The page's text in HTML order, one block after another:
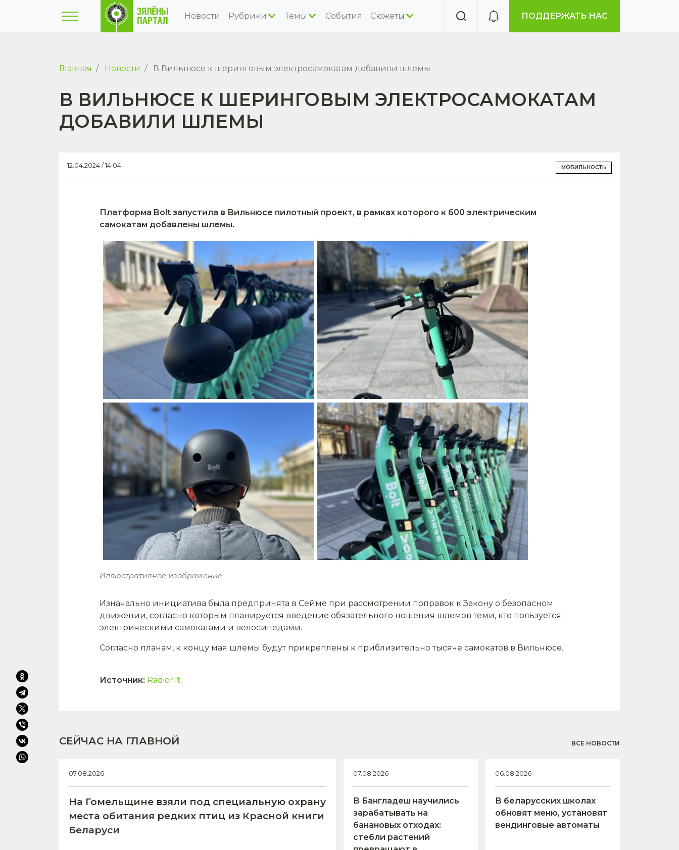
Новости Рубрики Темы События Сюжеты ПОДДЕРЖАТЬ НАС
Главная Новости В Вильнюсе к шеринговым электросамокатам добавили шлемы
В ВИЛЬНЮСЕ К ШЕРИНГОВЫМ ЭЛЕКТРОСАМОКАТАМ
ДОБАВИЛИ ШЛЕМЫ
12.04.2024 / 14:04 МОБИЛЬНОСТЬ
Платформа Bolt запустила в Вильнюсе пилотный проект, в рамках которого к 600 электрическим
самокатам добавлены шлемы.
Иллюстративное изображение
Изначально инициатива была предпринята в Сейме при рассмотрении поправок к Закону о безопасном
движении, согласно которым планируется введение обязательного ношения шлемов теми, кто пользуется
электрическими самокатами и велосипедами.
Согласно планам, к концу мая шлемы будут прикреплены к приблизительно тысяче самокатов в Вильнюсе.
Источник: Radior.lt
СЕЙЧАС НА ГЛАВНОЙ ВСЕ НОВОСТИ
07.08.2026
На Гомельщине взяли под специальную охрану
места обитания редких птиц из Красной книги
Беларуси
07.08.2026
В Бангладеш научились
зарабатывать на
банановых отходах:
стебли растений
06.08.2026
В беларусских школах
обновят меню, установят
вендинговые автоматы